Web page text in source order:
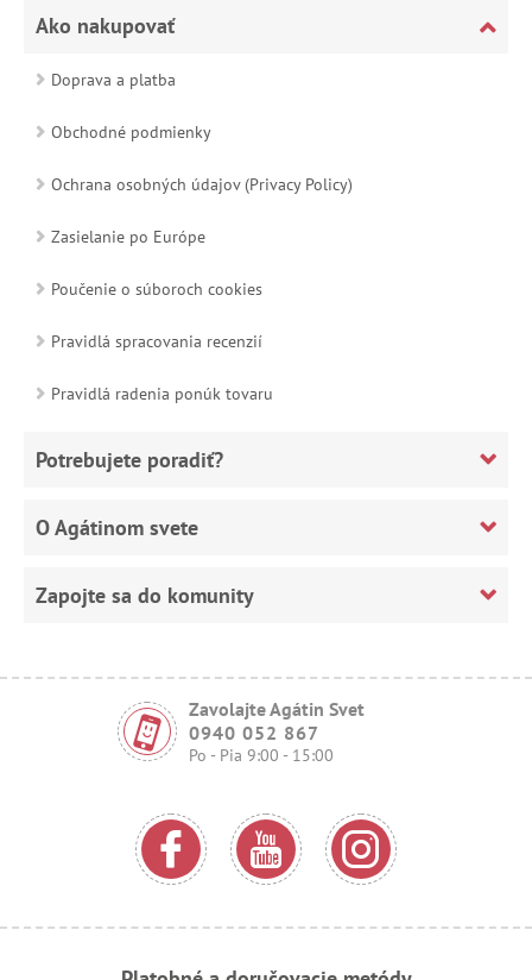
Ako nakupovať
Doprava a platba
Obchodné podmienky
Ochrana osobných údajov (Privacy Policy)
Zasielanie po Európe
Poučenie o súboroch cookies
Pravidlá spracovania recenzií
Pravidlá radenia ponúk tovaru
Potrebujete poradiť?
O Agátinom svete
Zapojte sa do komunity
Zavolajte Agátin Svet
0940 052 867
Po - Pia 9:00 - 15:00